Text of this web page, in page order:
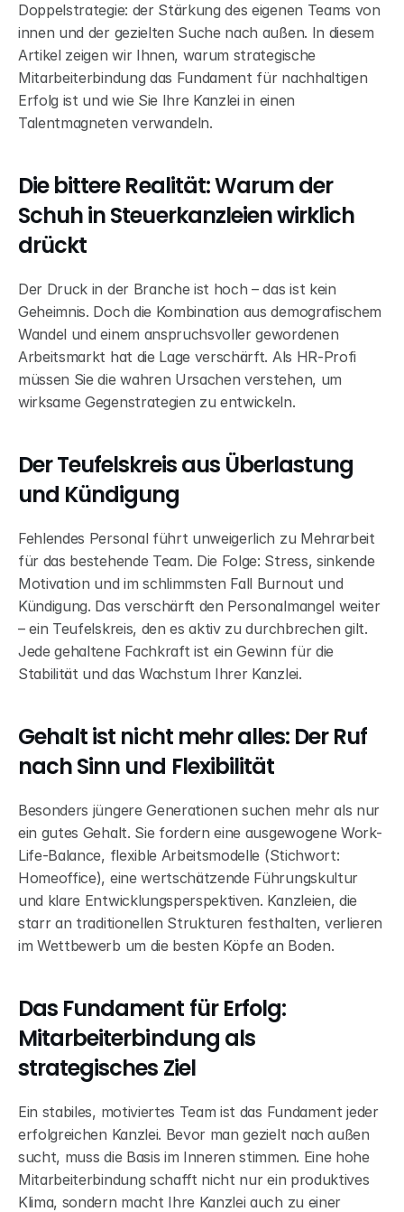
Doppelstrategie: der Stärkung des eigenen Teams von
innen und der gezielten Suche nach außen. In diesem
Artikel zeigen wir Ihnen, warum strategische
Mitarbeiterbindung das Fundament für nachhaltigen
Erfolg ist und wie Sie Ihre Kanzlei in einen
Talentmagneten verwandeln.
Die bittere Realität: Warum der
Schuh in Steuerkanzleien wirklich
drückt
Der Druck in der Branche ist hoch – das ist kein
Geheimnis. Doch die Kombination aus demografischem
Wandel und einem anspruchsvoller gewordenen
Arbeitsmarkt hat die Lage verschärft. Als HR-Profi
müssen Sie die wahren Ursachen verstehen, um
wirksame Gegenstrategien zu entwickeln.
Der Teufelskreis aus Überlastung
und Kündigung
Fehlendes Personal führt unweigerlich zu Mehrarbeit
für das bestehende Team. Die Folge: Stress, sinkende
Motivation und im schlimmsten Fall Burnout und
Kündigung. Das verschärft den Personalmangel weiter
– ein Teufelskreis, den es aktiv zu durchbrechen gilt.
Jede gehaltene Fachkraft ist ein Gewinn für die
Stabilität und das Wachstum Ihrer Kanzlei.
Gehalt ist nicht mehr alles: Der Ruf
nach Sinn und Flexibilität
Besonders jüngere Generationen suchen mehr als nur
ein gutes Gehalt. Sie fordern eine ausgewogene Work-
Life-Balance, flexible Arbeitsmodelle (Stichwort:
Homeoffice), eine wertschätzende Führungskultur
und klare Entwicklungsperspektiven. Kanzleien, die
starr an traditionellen Strukturen festhalten, verlieren
im Wettbewerb um die besten Köpfe an Boden.
Das Fundament für Erfolg:
Mitarbeiterbindung als
strategisches Ziel
Ein stabiles, motiviertes Team ist das Fundament jeder
erfolgreichen Kanzlei. Bevor man gezielt nach außen
sucht, muss die Basis im Inneren stimmen. Eine hohe
Mitarbeiterbindung schafft nicht nur ein produktives
Klima, sondern macht Ihre Kanzlei auch zu einer